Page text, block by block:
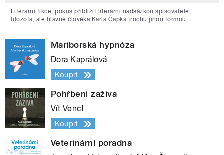
Literární fikce, pokus přiblížit literární nadsázkou spisovatele,
filozofa, ale hlavně člověka Karla Čapka trochu jinou formou.
Mariborská hypnóza
Dora Kaprálová
Koupit
Pohřbeni zaživa
Vít Vencl
Koupit
Veterinární poradna